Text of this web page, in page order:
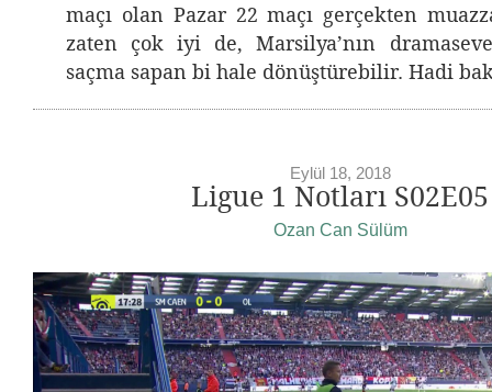
maçı olan Pazar 22 maçı gerçekten
zaten çok iyi de, Marsilya’nın
saçma sapan bi hale dönüştürebilir. Hadi
Eylül 18, 2018
Ligue 1 Notları S02E05
Ozan Can Sülüm